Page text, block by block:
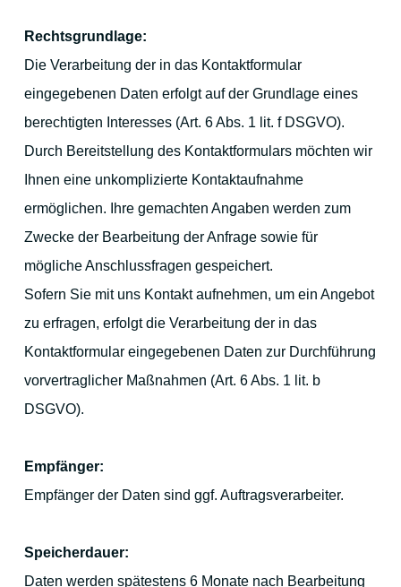
Rechtsgrundlage:
Die Verarbeitung der in das Kontaktformular
eingegebenen Daten erfolgt auf der Grundlage eines
berechtigten Interesses (Art. 6 Abs. 1 lit. f DSGVO).
Durch Bereitstellung des Kontaktformulars möchten wir
Ihnen eine unkomplizierte Kontaktaufnahme
ermöglichen. Ihre gemachten Angaben werden zum
Zwecke der Bearbeitung der Anfrage sowie für
mögliche Anschlussfragen gespeichert.
Sofern Sie mit uns Kontakt aufnehmen, um ein Angebot
zu erfragen, erfolgt die Verarbeitung der in das
Kontaktformular eingegebenen Daten zur Durchführung
vorvertraglicher Maßnahmen (Art. 6 Abs. 1 lit. b
DSGVO).
Empfänger:
Empfänger der Daten sind ggf. Auftragsverarbeiter.
Speicherdauer:
Daten werden spätestens 6 Monate nach Bearbeitung